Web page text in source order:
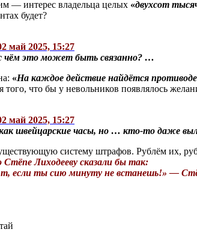
— интерес владельца целых «двухсот
будет?
май 2025, 15:27
чём это может быть связанно? …
«На каждое действие найдётся
того, что бы у невольников появлялось
май 2025, 15:27
швейцарские часы, но … кто-то даже
систему штрафов. Рублём их,
Лиходееву сказали бы так:
если ты сию минуту не встанешь!» —